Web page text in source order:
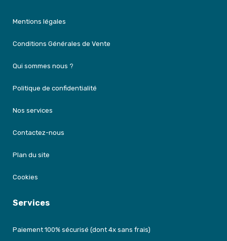
Mentions légales
Conditions Générales de Vente
Qui sommes nous ?
Politique de confidentialité
Nos services
Contactez-nous
Plan du site
Cookies
Services
Paiement 100% sécurisé (dont 4x sans frais)